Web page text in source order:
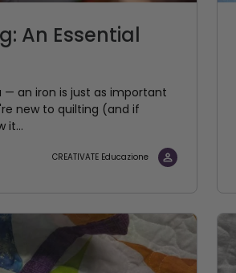
An Essential
— an iron is just as important
new to quilting (and if
it...
CREATIVATE Educazione